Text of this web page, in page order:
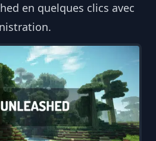
en quelques clics avec